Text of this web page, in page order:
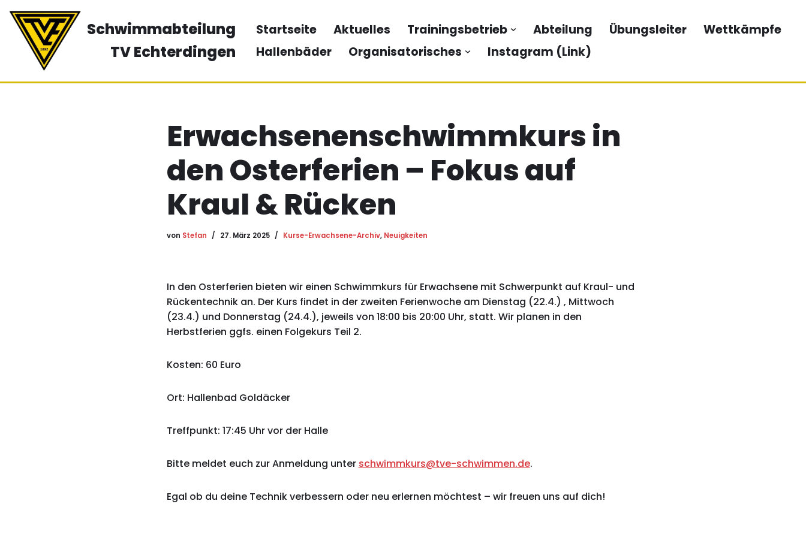
Zum
Inhalt
springen
Schwimmabteilung
TV Echterdingen
Startseite Aktuelles Trainingsbetrieb Abteilung Übungsleiter
Wettkämpfe
Hallenbäder
Organisatorisches Instagram (Link)
Erwachsenenschwimmkurs in
den Osterferien – Fokus auf
Kraul & Rücken
von Stefan 27. März 2025 Kurse-Erwachsene-Archiv, Neuigkeiten
In den Osterferien bieten wir einen Schwimmkurs für Erwachsene mit Schwerpunkt auf Kraul- und
Rückentechnik an. Der Kurs findet in der zweiten Ferienwoche am Dienstag (22.4.) , Mittwoch
(23.4.) und Donnerstag (24.4.), jeweils von 18:00 bis 20:00 Uhr, statt. Wir planen in den
Herbstferien ggfs. einen Folgekurs Teil 2.
Kosten: 60 Euro
Ort: Hallenbad Goldäcker
Treffpunkt: 17:45 Uhr vor der Halle
Bitte meldet euch zur Anmeldung unter schwimmkurs@tve-schwimmen.de.
Egal ob du deine Technik verbessern oder neu erlernen möchtest – wir freuen uns auf dich!